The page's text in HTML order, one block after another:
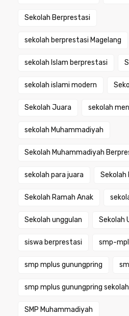
Sekolah Berprestasi
sekolah berprestasi Magelang
sekolah Islam berprestasi
sekolah islami modern
Sekolah Juara sekolah
sekolah Muhammadiyah
Sekolah Muhammadiyah
sekolah para juara Sekolah
Sekolah Ramah Anak
Sekolah unggulan Sekolah
siswa berprestasi smp-
smp mplus gunungpring
smp mplus gunungpring
SMP Muhammadiyah